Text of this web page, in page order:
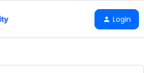
Login